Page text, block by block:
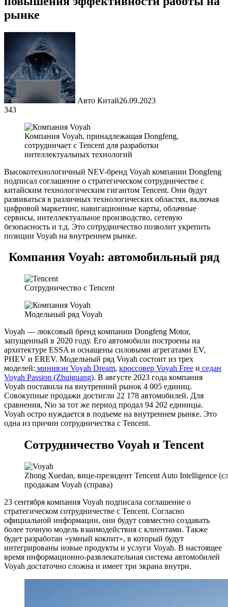
рынке
Авто Китай26.09.2023
343
Компания Voyah, принадлежащая Dongfeng,
сотрудничает с Tencent для разработки
интеллектуальных технологий
Высокотехнологичный NEV-бренд Voyah компании Dongfeng
подписал соглашение о стратегическом сотрудничестве с
китайским технологическим гигантом Tencent. Они будут
развиваться в различных технологических областях, включая
цифровой маркетинг, навигационные карты, облачные
сервисы, интеллектуальное производство, сетевую
безопасность и т.д. Это сотрудничество позволит укрепить
позиции Voyah на внутреннем рынке.
Компания Voyah: автомобильный ряд
Сотрудничество с Tencent
Модельный ряд Voyah
Voyah — люксовый бренд компании Dongfeng Motor,
запущенный в 2020 году. Его автомобили построены на
архитектуре ESSA и оснащены силовыми агрегатами EV,
PHEV и EREV. Модельный ряд Voyah состоит из трех
моделей: минивэн Voyah Dream, кроссовер Voyah Free и седан
Voyah Passion (Zhuiguang). В августе 2023 года компания
Voyah поставила на внутренний рынок 4 005 единиц.
Совокупные продажи достигли 22 178 автомобилей. Для
сравнения, Nio за тот же период продал 94 202 единицы.
Voyah остро нуждается в подъеме на внутреннем рынке. Это
одна из причин сотрудничества с Tencent.
Сотрудничество Voyah и Tencent
Zhong Xuedan, вице-президент Tencent Auto Intelligence
продажам Voyah (справа)
23 сентября компания Voyah подписала соглашение о
стратегическом сотрудничестве с Tencent. Согласно
официальной информации, они будут совместно создавать
более точную модель взаимодействия с клиентами. Также
будет разработан «умный кокпит», в который будут
интегрированы новые продукты и услуги Voyah. В настоящее
время информационно-развлекательная система автомобилей
Voyah достаточно сложна и имеет три экрана внутри.